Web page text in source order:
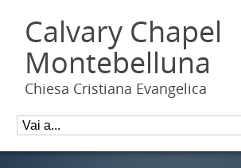
Calvary Chapel
Montebelluna
Chiesa Cristiana Evangelica